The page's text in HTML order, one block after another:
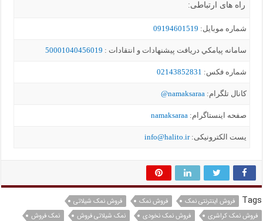
راه های ارتباطی:
شماره موبايل: 09194601519
سامانه پيامکي دریافت پیشنهادات و انتقادات : 50001040456019
شماره فکس: 02143852831
کانال تلگرام:namaksaraa@
صفحه اینستاگرام:namaksaraa
یست الکترونیکی:info@halito.ir
Tags فروش اینترنتی نمک فروش نمک
فروش نمک شیلاتی
فروش نمک کراشری
فروش نمک نخودی نمک شیلاتی فروش نمک فروش